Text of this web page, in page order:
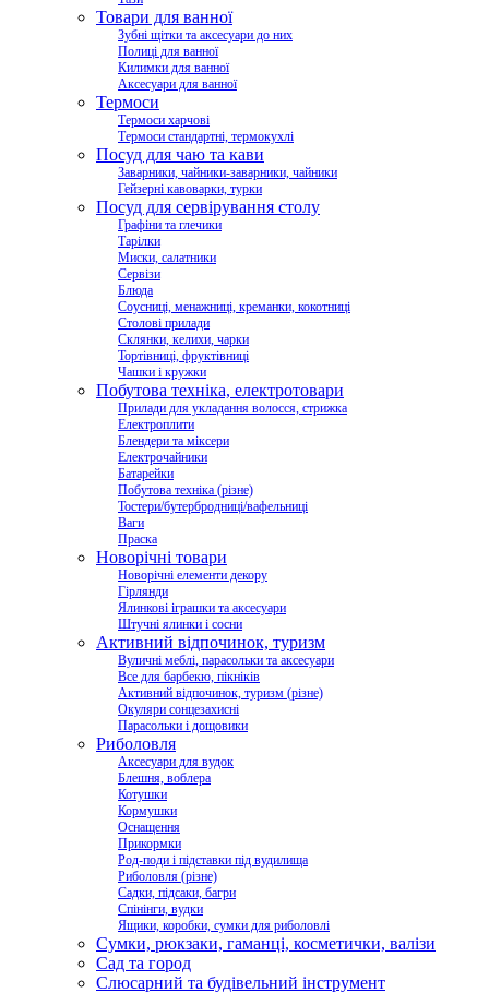
Товари для ванної
Зубні щітки та аксесуари до них
Полиці для ванної
Килимки для ванної
Аксесуари для ванної
Термоси
Термоси харчові
Термоси стандартні, термокухлі
Посуд для чаю та кави
Заварники, чайники-заварники, чайники
Гейзерні кавоварки, турки
Посуд для сервірування столу
Графіни та глечики
Тарілки
Миски, салатники
Сервізи
Блюда
Соусниці, менажниці, креманки, кокотниці
Столові прилади
Склянки, келихи, чарки
Тортівниці, фруктівниці
Чашки і кружки
Побутова техніка, електротовари
Прилади для укладання волосся, стрижка
Електроплити
Блендери та міксери
Електрочайники
Батарейки
Побутова техніка (різне)
Тостери/бутербродниці/вафельниці
Ваги
Праска
Новорічні товари
Новорічні елементи декору
Гірлянди
Ялинкові іграшки та аксесуари
Штучні ялинки і сосни
Активний відпочинок, туризм
Вуличні меблі, парасольки та аксесуари
Все для барбекю, пікніків
Активний відпочинок, туризм (різне)
Окуляри сонцезахисні
Парасольки і дощовики
Риболовля
Аксесуари для вудок
Блешня, воблера
Котушки
Кормушки
Оснащення
Прикормки
Род-поди і підставки під вудилища
Риболовля (різне)
Садки, підсаки, багри
Спінінги, вудки
Ящики, коробки, сумки для риболовлі
Сумки, рюкзаки, гаманці, косметички, валізи
Сад та город
Слюсарний та будівельний інструмент